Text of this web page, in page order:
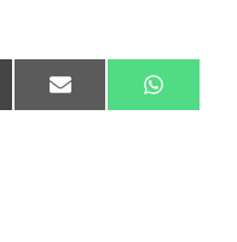
Share
on
E
m
Share
on
W
h